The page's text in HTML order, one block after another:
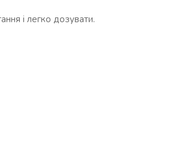
і легко дозувати.